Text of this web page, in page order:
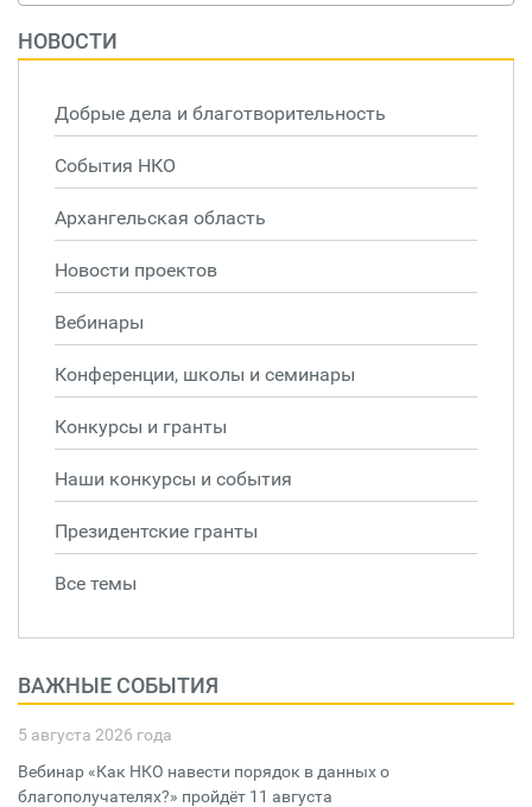
НОВОСТИ
Добрые дела и благотворительность
События НКО
Архангельская область
Новости проектов
Вебинары
Конференции, школы и семинары
Конкурсы и гранты
Наши конкурсы и события
Президентские гранты
Все темы
ВАЖНЫЕ СОБЫТИЯ
5 августа 2026 года
Вебинар «Как НКО навести порядок в данных о
благополучателях?» пройдёт 11 августа